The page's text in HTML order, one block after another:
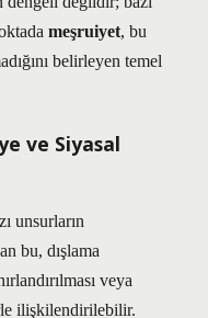
meşruiyet, bu
belirleyen temel
ve Siyasal
unsurların
bu, dışlama
veya
ilişkilendirilebilir.